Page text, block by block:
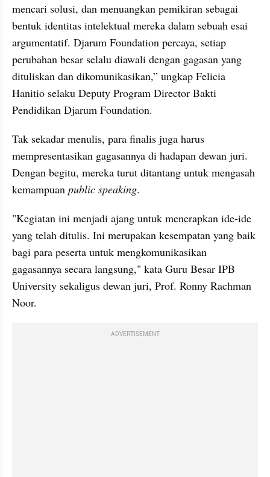
mencari solusi, dan menuangkan pemikiran sebagai
bentuk identitas intelektual mereka dalam sebuah esai
argumentatif. Djarum Foundation percaya, setiap
perubahan besar selalu diawali dengan gagasan yang
dituliskan dan dikomunikasikan,” ungkap Felicia
Hanitio selaku Deputy Program Director Bakti
Pendidikan Djarum Foundation.
Tak sekadar menulis, para finalis juga harus
mempresentasikan gagasannya di hadapan dewan juri.
Dengan begitu, mereka turut ditantang untuk mengasah
kemampuan public speaking.
"Kegiatan ini menjadi ajang untuk menerapkan ide-ide
yang telah ditulis. Ini merupakan kesempatan yang baik
bagi para peserta untuk mengkomunikasikan
gagasannya secara langsung," kata Guru Besar IPB
University sekaligus dewan juri, Prof. Ronny Rachman
Noor.
ADVERTISEMENT